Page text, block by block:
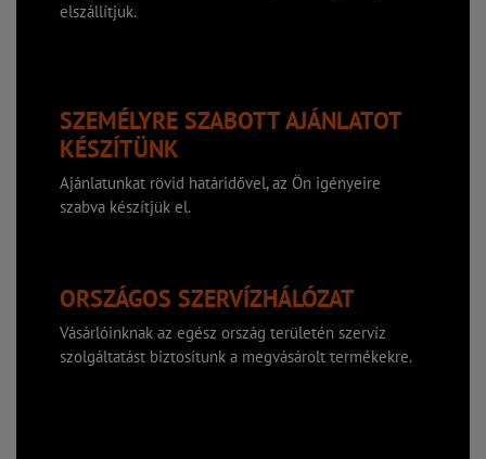
elszállítjuk.
SZEMÉLYRE SZABOTT AJÁNLATOT
KÉSZÍTÜNK
Ajánlatunkat rövid határidővel, az Ön igényeire
szabva készítjük el.
ORSZÁGOS SZERVÍZHÁLÓZAT
Vásárlóinknak az egész ország területén szervíz
szolgáltatást biztosítunk a megvásárolt termékekre.